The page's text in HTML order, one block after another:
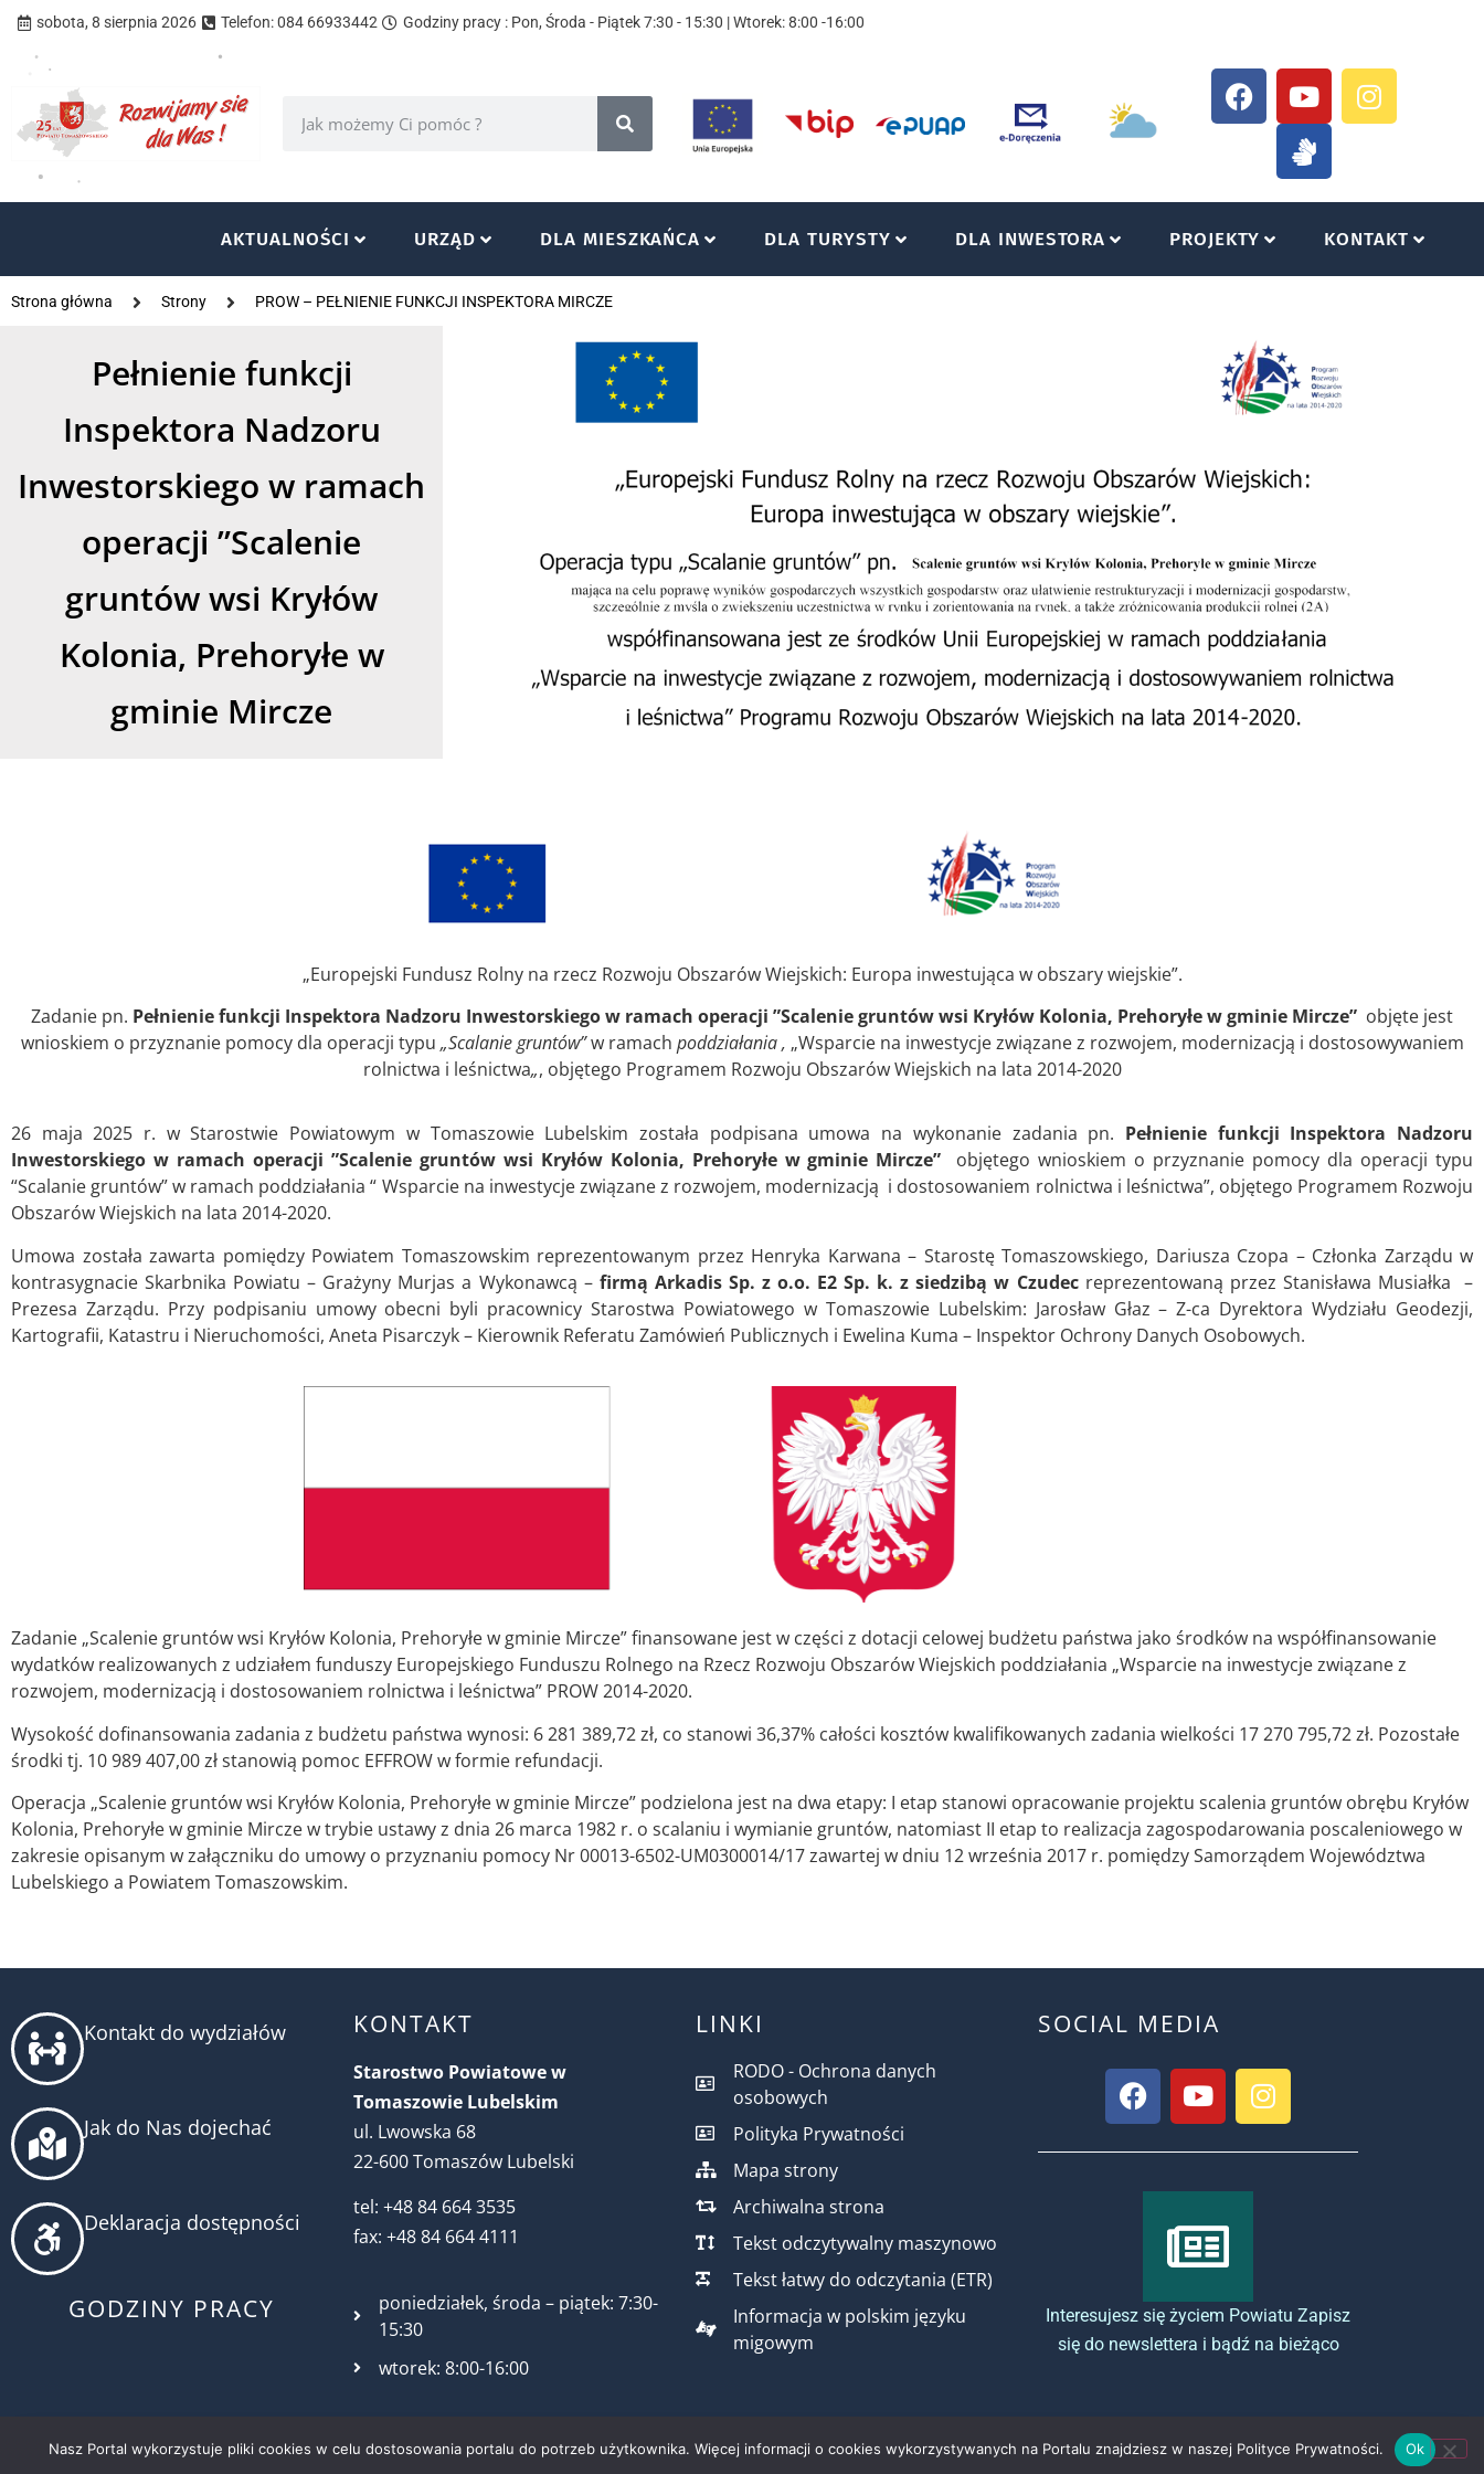
sobota, 8 sierpnia 2026 Telefon: 084 66933442 Godziny pracy : Pon, Środa - Piątek 7:30 - 15:30 | Wtorek: 8:00 -16:00
AKTUALNOŚCI URZĄD DLA MIESZKAŃCA DLA TURYSTY DLA INWESTORA PROJEKTY KONTAKT
Strona główna Strony PROW – PEŁNIENIE FUNKCJI INSPEKTORA MIRCZE
Pełnienie funkcji
Inspektora Nadzoru
Inwestorskiego w ramach
operacji ”Scalenie
gruntów wsi Kryłów
Kolonia, Prehoryłe w
gminie Mircze
„Europejski Fundusz Rolny na rzecz Rozwoju Obszarów Wiejskich: Europa inwestująca w obszary wiejskie”.
Zadanie pn. Pełnienie funkcji Inspektora Nadzoru Inwestorskiego w ramach operacji ”Scalenie gruntów wsi Kryłów Kolonia, Prehoryłe w gminie Mircze” objęte jest
wnioskiem o przyznanie pomocy dla operacji typu „Scalanie gruntów”w ramach poddziałania , „Wsparcie na inwestycje związane z rozwojem, modernizacją i dostosowywaniem
rolnictwa i leśnictwa„, objętego Programem Rozwoju Obszarów Wiejskich na lata 2014-2020
26 maja 2025 r. w Starostwie Powiatowym w Tomaszowie Lubelskim została podpisana umowa na wykonanie zadania pn. Pełnienie funkcji Inspektora Nadzoru
Inwestorskiego w ramach operacji ”Scalenie gruntów wsi Kryłów Kolonia, Prehoryłe w gminie Mircze” objętego wnioskiem o przyznanie pomocy dla operacji typu
“Scalanie gruntów” w ramach poddziałania “ Wsparcie na inwestycje związane z rozwojem, modernizacją i dostosowaniem rolnictwa i leśnictwa”, objętego Programem Rozwoju
Obszarów Wiejskich na lata 2014-2020.
Umowa została zawarta pomiędzy Powiatem Tomaszowskim reprezentowanym przez Henryka Karwana – Starostę Tomaszowskiego, Dariusza Czopa – Członka Zarządu w
kontrasygnacie Skarbnika Powiatu – Grażyny Murjas a Wykonawcą – firmą Arkadis Sp. z o.o. E2 Sp. k. z siedzibą w Czudec reprezentowaną przez Stanisława Musiałka –
Prezesa Zarządu. Przy podpisaniu umowy obecni byli pracownicy Starostwa Powiatowego w Tomaszowie Lubelskim: Jarosław Głaz – Z-ca Dyrektora Wydziału Geodezji,
Kartografii, Katastru i Nieruchomości, Aneta Pisarczyk – Kierownik Referatu Zamówień Publicznych i Ewelina Kuma – Inspektor Ochrony Danych Osobowych.
Zadanie „Scalenie gruntów wsi Kryłów Kolonia, Prehoryłe w gminie Mircze” finansowane jest w części z dotacji celowej budżetu państwa jako środków na współfinansowanie
wydatków realizowanych z udziałem funduszy Europejskiego Funduszu Rolnego na Rzecz Rozwoju Obszarów Wiejskich poddziałania „Wsparcie na inwestycje związane z
rozwojem, modernizacją i dostosowaniem rolnictwa i leśnictwa” PROW 2014-2020.
Wysokość dofinansowania zadania z budżetu państwa wynosi: 6 281 389,72 zł, co stanowi 36,37% całości kosztów kwalifikowanych zadania wielkości 17 270 795,72 zł. Pozostałe
środki tj. 10 989 407,00 zł stanowią pomoc EFFROW w formie refundacji.
Operacja „Scalenie gruntów wsi Kryłów Kolonia, Prehoryłe w gminie Mircze” podzielona jest na dwa etapy: I etap stanowi opracowanie projektu scalenia gruntów obrębu Kryłów
Kolonia, Prehoryłe w gminie Mircze w trybie ustawy z dnia 26 marca 1982 r. o scalaniu i wymianie gruntów, natomiast II etap to realizacja zagospodarowania poscaleniowego w
zakresie opisanym w załączniku do umowy o przyznaniu pomocy Nr 00013-6502-UM0300014/17 zawartej w dniu 12 września 2017 r. pomiędzy Samorządem Województwa
Lubelskiego a Powiatem Tomaszowskim.
Kontakt do wydziałów
Jak do Nas dojechać
Deklaracja dostępności
GODZINY PRACY
KONTAKT
Starostwo Powiatowe w
Tomaszowie Lubelskim
ul. Lwowska 68
22-600 Tomaszów Lubelski
tel: +48 84 664 3535
fax: +48 84 664 4111
poniedziałek, środa – piątek: 7:30-
15:30
wtorek: 8:00-16:00
LINKI
RODO - Ochrona danych
osobowych
Polityka Prywatności
Mapa strony
Archiwalna strona
Tekst odczytywalny maszynowo
Tekst łatwy do odczytania (ETR)
Informacja w polskim języku
migowym
SOCIAL MEDIA
Interesujesz się życiem Powiatu Zapisz
się do newslettera i bądź na bieżąco
Copyright by powiat-tomaszowski.com.pl
Nasz Portal wykorzystuje pliki cookies w celu dostosowania portalu do potrzeb użytkownika. Więcej informacji o cookies wykorzystywanych na Portalu znajdziesz w naszej Polityce Prywatności. Ok